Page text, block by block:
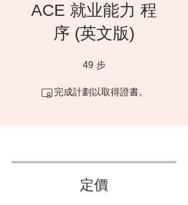
ACE 就业能力 程
序 (英文版)
49 步
完成計劃以取得證書。
定價